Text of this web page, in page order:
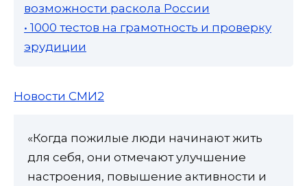
возможности раскола России
• 1000 тестов на грамотность и проверку
эрудиции
Новости СМИ2
«Когда пожилые люди начинают жить
для себя, они отмечают улучшение
настроения, повышение активности и